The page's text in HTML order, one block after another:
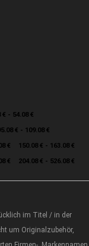
€ - 54.08 €
€ - 109.08 €
€
150.08 € - 163.08 €
€ 204.08 € - 526.08 €
im Titel / in der
um Originalzubehör,